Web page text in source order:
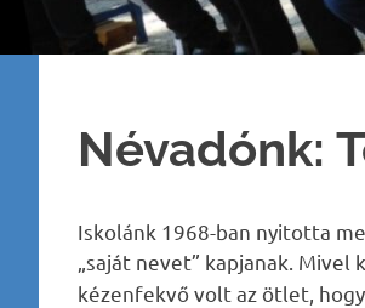
Névadónk:
Iskolánk 1968-ban nyitotta
„saját nevet” kapjanak. Mivel
kézenfekvő volt az ötlet,